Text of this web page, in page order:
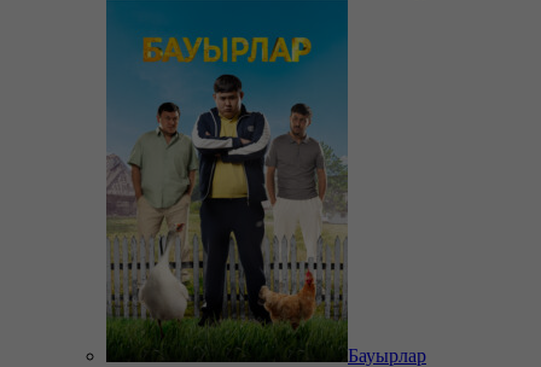
Бауырлар